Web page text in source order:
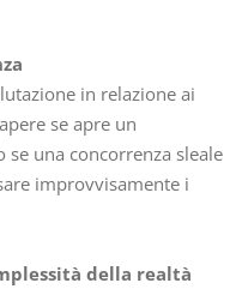
in relazione ai
se apre un
se una concorrenza sleale
improvvisamente i
della realtà